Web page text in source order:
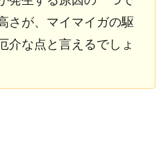
さが、マイマイガの駆
介な点と言えるでしょ